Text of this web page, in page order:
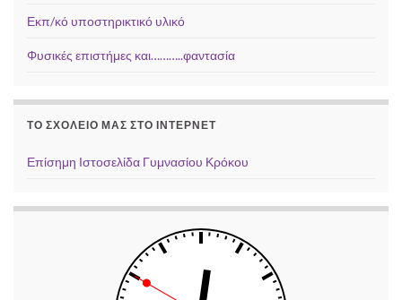
Εκπ/κό υποστηρικτικό υλικό
Φυσικές επιστήμες και………..φαντασία
ΤΟ ΣΧΟΛΕΙΟ ΜΑΣ ΣΤΟ ΙΝΤΕΡΝΕΤ
Επίσημη Ιστοσελίδα Γυμνασίου Κρόκου